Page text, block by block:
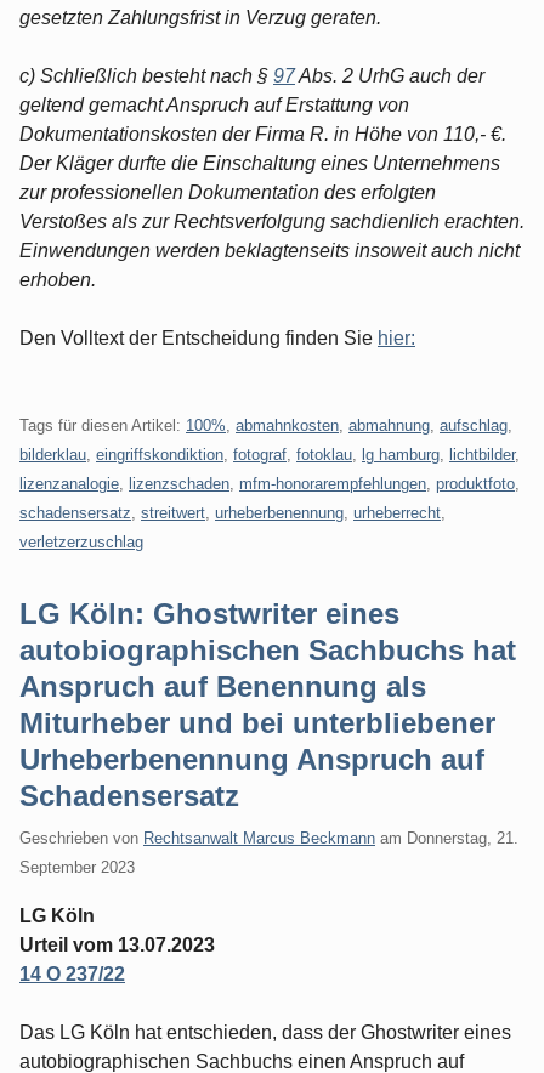
gesetzten Zahlungsfrist in Verzug geraten.
c) Schließlich besteht nach § 97Abs. 2 UrhG auch der
geltend gemacht Anspruch auf Erstattung von
Dokumentationskosten der Firma R. in Höhe von 110,- €.
Der Kläger durfte die Einschaltung eines Unternehmens
zur professionellen Dokumentation des erfolgten
Verstoßes als zur Rechtsverfolgung sachdienlich erachten.
Einwendungen werden beklagtenseits insoweit auch nicht
erhoben.
Den Volltext der Entscheidung finden Sie hier:
Tags für diesen Artikel: 100% abmahnkosten abmahnung aufschlag
bilderklau eingriffskondiktion fotograf fotoklau lg hamburg lichtbilder,
lizenzanalogie
lizenzschaden mfm-honorarempfehlungen produktfoto
schadensersatz streitwert urheberbenennung urheberrecht
verletzerzuschlag
LG Köln: Ghostwriter eines
autobiographischen Sachbuchs hat
Anspruch auf Benennung als
Miturheber und bei unterbliebener
Urheberbenennung Anspruch auf
Schadensersatz
Geschrieben von Rechtsanwalt Marcus Beckmann am Donnerstag, 21.
September 2023
LG Köln
Urteil vom 13.07.2023
14 O 237/22
Das LG Köln hat entschieden, dass der Ghostwriter eines
autobiographischen Sachbuchs einen Anspruch auf